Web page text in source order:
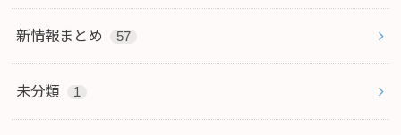
新情報まとめ 57
未分類 1